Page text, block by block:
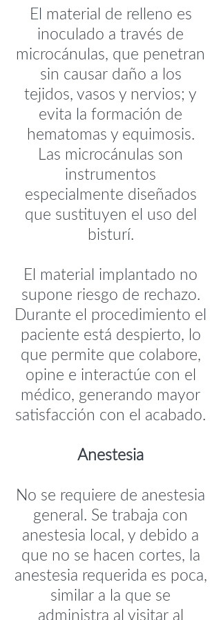
El material de relleno es
inoculado a través de
microcánulas, que penetran
sin causar daño a los
tejidos, vasos y nervios; y
evita la formación de
hematomas y equimosis.
Las microcánulas son
instrumentos
especialmente diseñados
que sustituyen el uso del
bisturí.
El material implantado no
supone riesgo de rechazo.
Durante el procedimiento el
paciente está despierto, lo
que permite que colabore,
opine e interactúe con el
médico, generando mayor
satisfacción con el acabado.
Anestesia
No se requiere de anestesia
general. Se trabaja con
anestesia local, y debido a
que no se hacen cortes, la
anestesia requerida es poca,
similar a la que se
administra al visitar al